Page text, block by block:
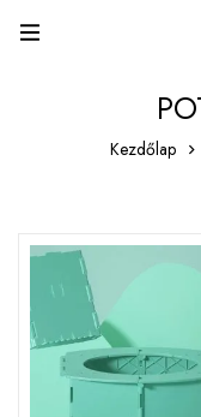
Kezdőlap